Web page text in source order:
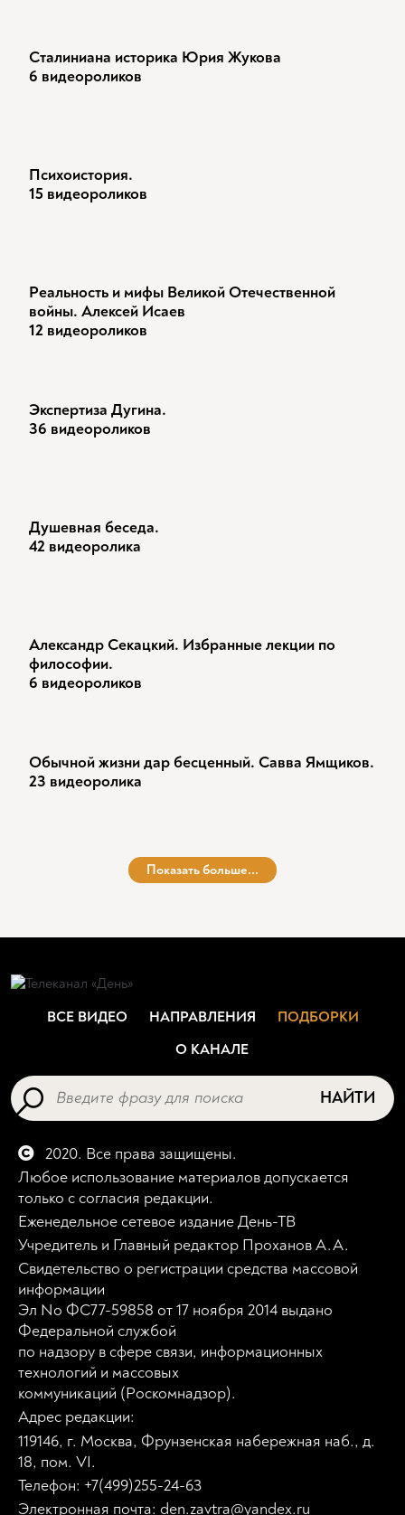
Сталиниана историка Юрия Жукова
6 видеороликов
Психоистория.
15 видеороликов
Реальность и мифы Великой Отечественной
войны. Алексей Исаев
12 видеороликов
Экспертиза Дугина.
36 видеороликов
Душевная беседа.
42 видеоролика
Александр Секацкий. Избранные лекции по
философии.
6 видеороликов
Обычной жизни дар бесценный. Савва Ямщиков.
23 видеоролика
Показать больше...
ВСЕ ВИДЕО НАПРАВЛЕНИЯ
ПОДБОРКИ
О КАНАЛЕ
НАЙТИ
2020. Все права защищены.
Любое использование материалов допускается
только с согласия редакции.
Еженедельное сетевое издание День-ТВ
Учредитель и Главный редактор Проханов А.А.
Свидетельство о регистрации средства массовой
информации
Эл No ФС77-59858 от 17 ноября 2014 выдано
Федеральной службой
по надзору в сфере связи, информационных
технологий и массовых
коммуникаций (Роскомнадзор).
Адрес редакции:
119146, г. Москва, Фрунзенская набережная наб., д.
18, пом. VI.
Телефон: +7(499)255-24-63
Электронная почта: den.zavtra@yandex.ru